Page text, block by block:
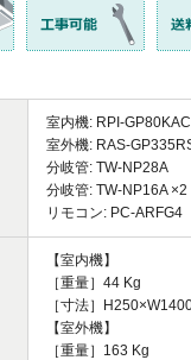
室内機: RPI-
室外機: RAS-
分岐管: TW-NP28A
分岐管: TW-NP16A ×2
リモコン: PC-ARFG4
【室内機】
［重量］44 Kg
［寸法］
【室外機】
［重量］163 Kg